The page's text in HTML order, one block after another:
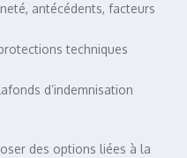
antécédents, facteurs
techniques
d’indemnisation
des options liées à la